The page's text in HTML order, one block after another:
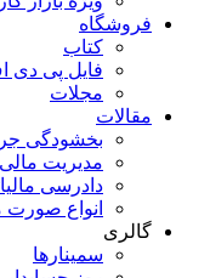
فروشگاه
کتاب
فایل پی دی
مجلات
مقالات
بخشودگی
مدیریت
دادرسی
انواع صورت
گالری
سمینارها